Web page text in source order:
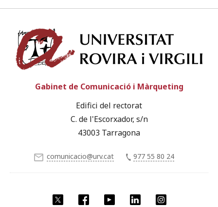
Facebook YouTube LinkedIn
Gabinet de Comunicació i Màrqueting
Edifici del rectorat
C. de l'Escorxador, s/n
43003 Tarragona
comunicacio@urv.cat 977 55 80 24